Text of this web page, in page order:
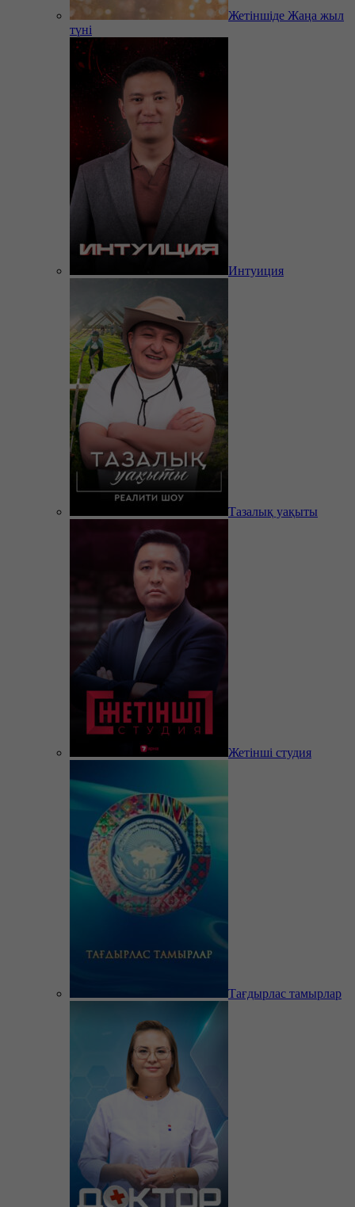
Жетіншіде Жаңа жыл
түні
Интуиция
Тазалық уақыты
Жетінші студия
Тағдырлас тамырлар